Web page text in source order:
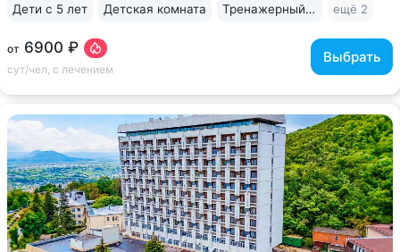
от 6900 ₽
сут/чел, с лечением
Выбрать
Дети с 5 лет Детская комната Тренажерный зал ещё 2